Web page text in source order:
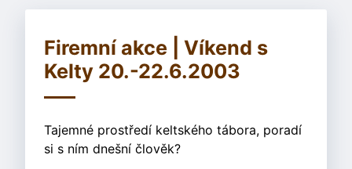
Firemní akce | Víkend s
Kelty 20.-22.6.2003
Tajemné prostředí keltského tábora, poradí
si s ním dnešní člověk?